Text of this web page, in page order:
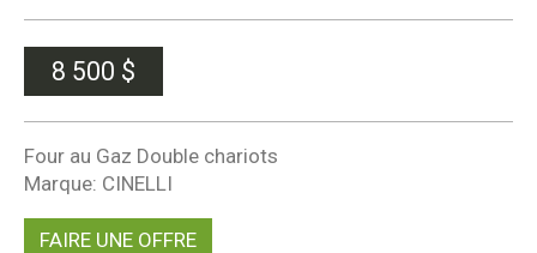
8 500 $
Four au Gaz Double chariots
Marque: CINELLI
FAIRE UNE OFFRE